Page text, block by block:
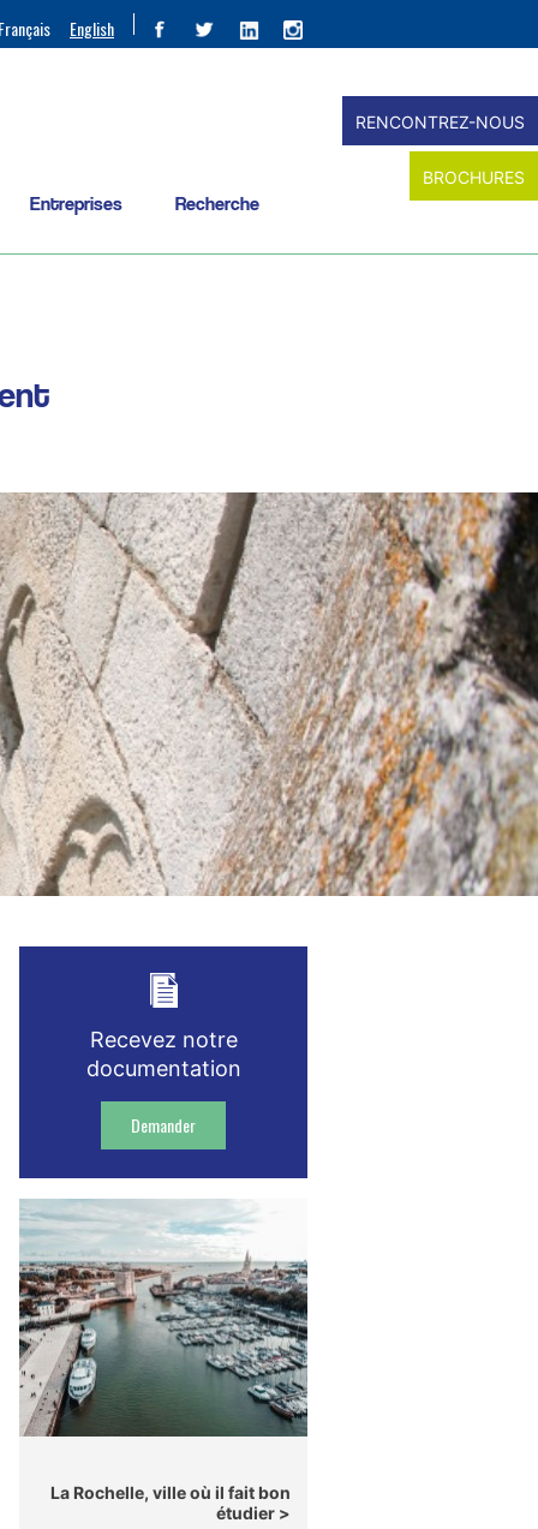
Français English
Entreprises Recherche
RENCONTREZ-NOUS
BROCHURES
Recevez notre
documentation
Demander
La Rochelle, ville où il fait bon
étudier